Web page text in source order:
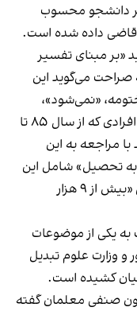
دانشجو محسوب
قاضی داده شده است.
«بر مبنای تفسیر
می‌گوید این
«نمی‌شود»،
چون با تفسیر دیوان عدالت اداری، تمام افرادی که از سال ۸۵ تا
با مراجعه به این
تحصیل» شامل این
استفساریه و راهی دانشگاه شوند؛ یعنی «بیش از ۹ هزار
یکی از موضوعات
وزارت علوم تبدیل
کشیده است.
صنفی معلمان گفته